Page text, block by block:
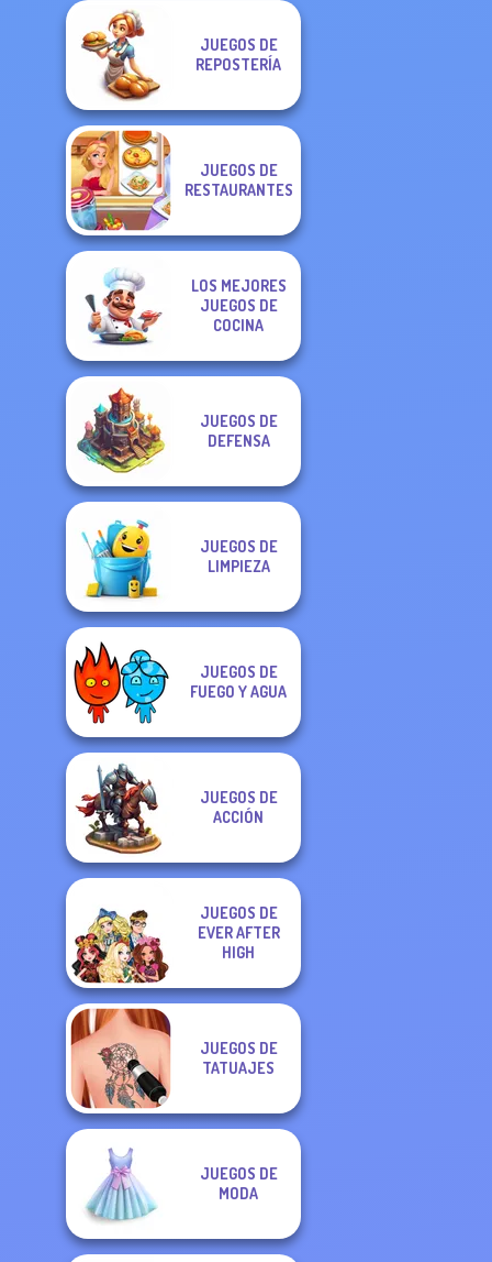
JUEGOS DE
REPOSTERÍA
JUEGOS DE
RESTAURANTES
LOS MEJORES
JUEGOS DE
COCINA
JUEGOS DE
DEFENSA
JUEGOS DE
LIMPIEZA
JUEGOS DE
FUEGO Y AGUA
JUEGOS DE
ACCIÓN
JUEGOS DE
EVER AFTER
HIGH
JUEGOS DE
TATUAJES
JUEGOS DE
MODA